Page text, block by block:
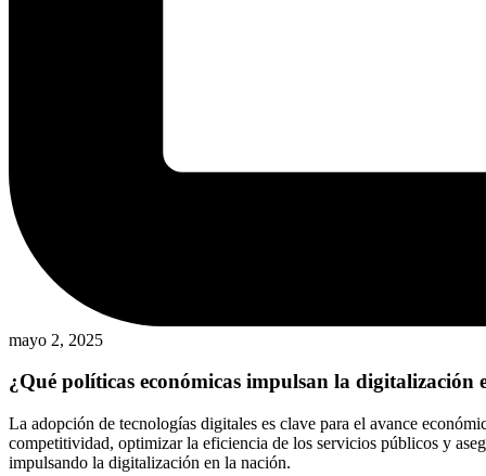
mayo 2, 2025
¿Qué políticas económicas impulsan la digitalización
La adopción de tecnologías digitales es clave para el avance
competitividad, optimizar la eficiencia de los servicios públicos y
impulsando la digitalización en la nación.